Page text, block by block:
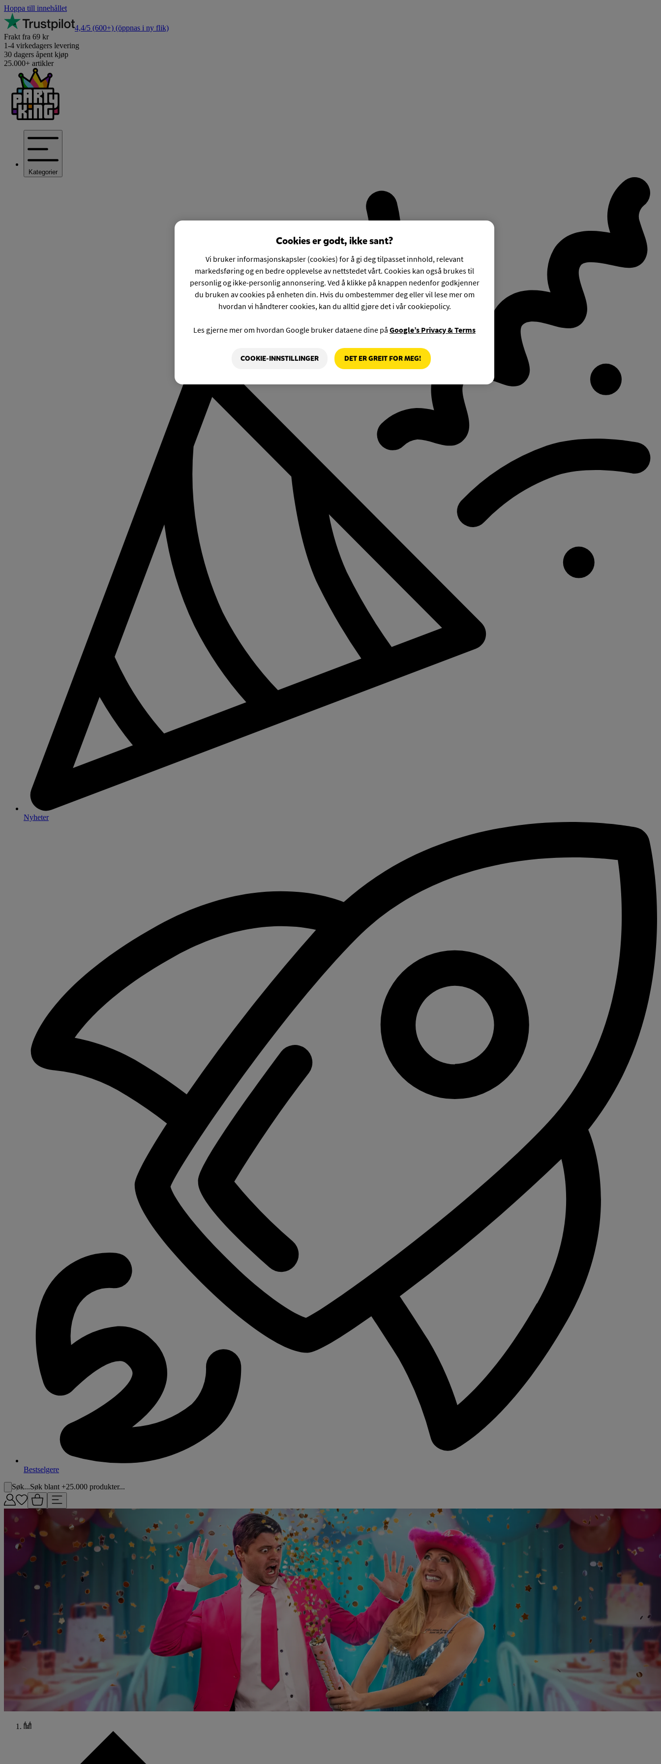
Hoppa till innehållet
4,4/5 (600+) (öppnas i ny flik)
Frakt fra 69 kr
1-4 virkedagers levering
30 dagers åpent kjøp
25.000+ artikler
Kategorier
Nyheter
Bestselgere
Søk...Søk blant +25.000 produkter...
Cookies er godt, ikke sant?
Vi bruker informasjonskapsler (cookies) for å gi deg tilpasset innhold, relevant
markedsføring og en bedre opplevelse av nettstedet vårt. Cookies kan også brukes til
personlig og ikke-personlig annonsering. Ved å klikke på knappen nedenfor godkjenner
du bruken av cookies på enheten din. Hvis du ombestemmer deg eller vil lese mer om
hvordan vi håndterer cookies, kan du alltid gjøre det i vår cookiepolicy.
Les gjerne mer om hvordan Google bruker dataene dine på Google’s Privacy & Terms
COOKIE-INNSTILLINGER DET ER GREIT FOR MEG!